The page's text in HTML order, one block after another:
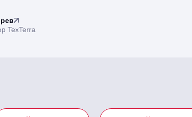
TexTerra